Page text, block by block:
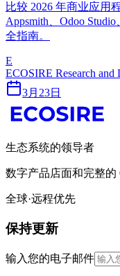
比较 2026 年商业应用
Appsmith、Odoo
全指南。
E
ECOSIRE Research and
3月23日
生态系统的领导者
数字产品店面和完整的
全球·远程优先
保持更新
输入您的电子邮件